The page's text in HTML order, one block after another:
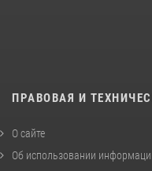
ПРАВОВАЯ И
О сайте
Об использовании